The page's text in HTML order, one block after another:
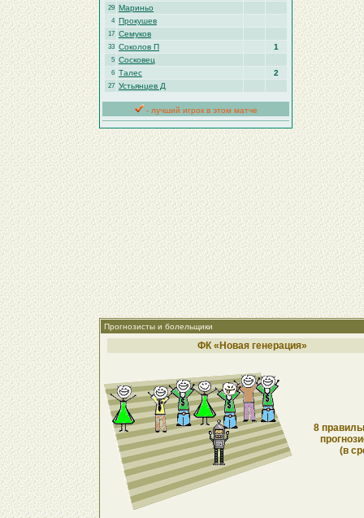
29 Мариньо
4 Прокушев
17 Семуков
33 Соколов П 1
5 Сосковец
6 Талес 2
27 Устьянцев Д
- лучший игрок в этом матче
Прогнозисты и болельщики
ФК «Новая генерация»
8
(в